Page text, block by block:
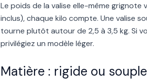
Le poids de la valise elle-même
inclus), chaque kilo compte. Une valise
tourne plutôt autour de 2,5 à 3,5 kg. Si
privilégiez un modèle léger.
Matière : rigide ou